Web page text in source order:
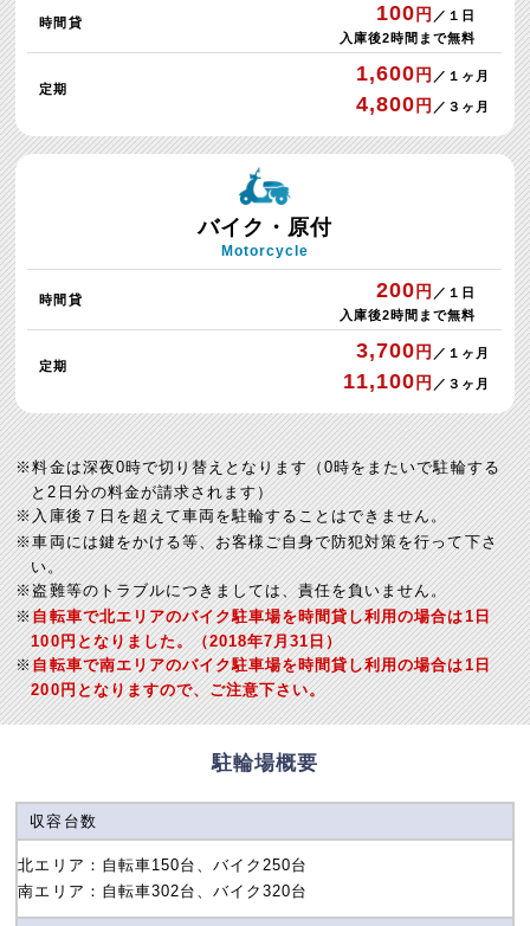
時間貸 100 円 ／１日
入庫後2時間まで無料
定期
1,600 円 ／１ヶ月
4,800 円 ／３ヶ月
バイク・原付
Motorcycle
時間貸 200 円 ／１日
入庫後2時間まで無料
定期
3,700 円 ／１ヶ月
11,100 円 ／３ヶ月
料金は深夜0時で切り替えとなります（0時をまたいで駐輪する
と2日分の料金が請求されます）
入庫後７日を超えて車両を駐輪することはできません。
車両には鍵をかける等、お客様ご自身で防犯対策を行って下さ
い。
盗難等のトラブルにつきましては、責任を負いません。
自転車で北エリアのバイク駐車場を時間貸し利用の場合は1日
100円となりました。（2018年7月31日）
自転車で南エリアのバイク駐車場を時間貸し利用の場合は1日
200円となりますので、ご注意下さい。
駐輪場概要
収容台数
北エリア：自転車150台、バイク250台
南エリア：自転車302台、バイク320台